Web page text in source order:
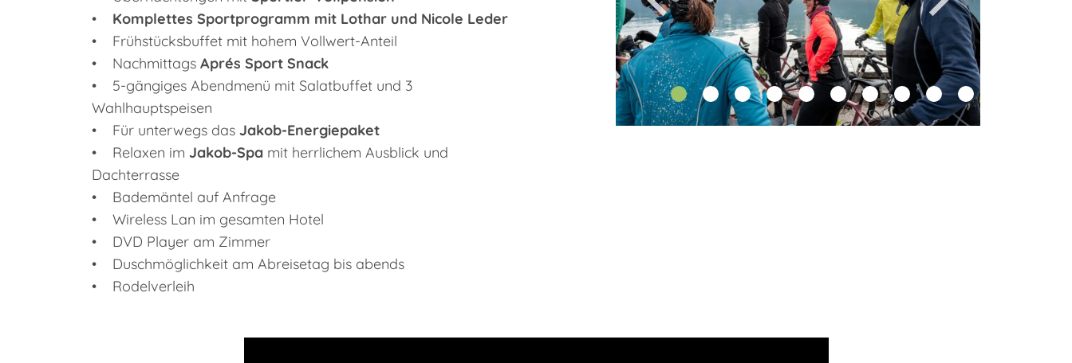
• Komplettes Sportprogramm mit Lothar und Nicole Leder
• Frühstücksbuffet mit hohem Vollwert-Anteil
• Nachmittags Aprés Sport Snack
• 5-gängiges Abendmenü mit Salatbuffet und 3
Wahlhauptspeisen
• Für unterwegs das Jakob-Energiepaket
• Relaxen im Jakob-Spa mit herrlichem Ausblick und
Dachterrasse
• Bademäntel auf Anfrage
• Wireless Lan im gesamten Hotel
• DVD Player am Zimmer
• Duschmöglichkeit am Abreisetag bis abends
• Rodelverleih